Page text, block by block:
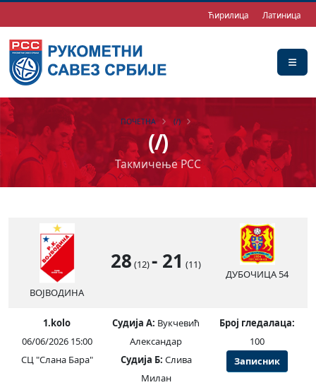
Ћирилица Латиница
(/)
Такмичење РСС
ПОЧЕТНА (/)
ВОЈВОДИНА
28 (12)- 21 (11)
ДУБОЧИЦА 54
1.kolo
06/06/2026 15:00
СЦ "Слана Бара"
Судија А: Вукчевић
Александар
Судија Б: Слива
Милан
Број гледалаца:
100
Записник